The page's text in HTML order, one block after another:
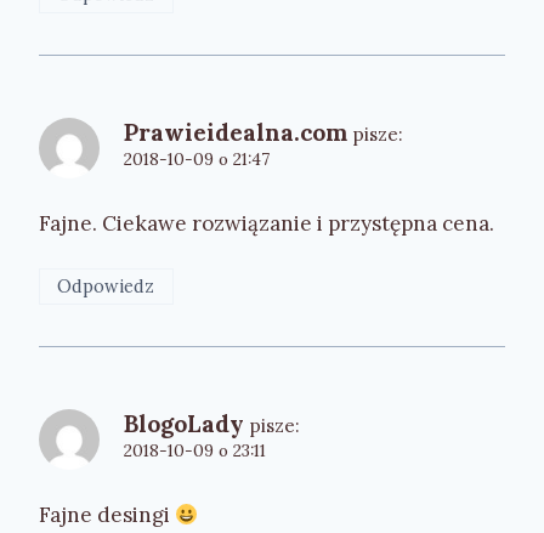
Prawieidealna.com pisze:
2018-10-09 o 21:47
Fajne. Ciekawe rozwiązanie i przystępna cena.
Odpowiedz
BlogoLady pisze:
2018-10-09 o 23:11
Fajne desingi